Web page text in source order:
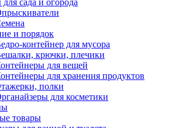
и порядок
контейнер для мусора
крючки, плечики
для вещей
для хранения продуктов
полки
для косметики
товары